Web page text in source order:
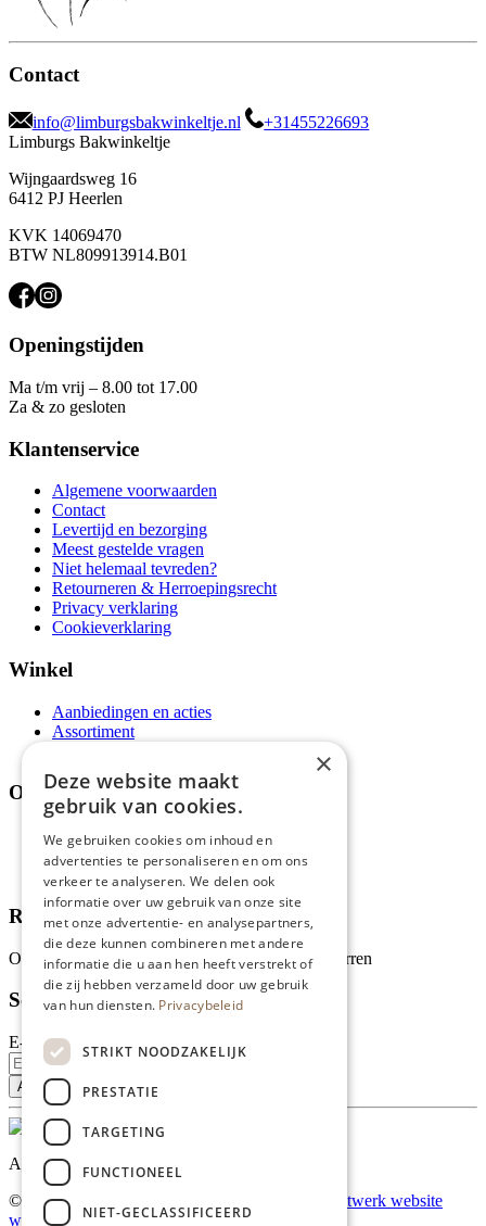
Contact
info@limburgsbakwinkeltje.nl
+31455226693
Limburgs Bakwinkeltje
Wijngaardsweg 16
6412 PJ Heerlen
KVK 14069470
BTW NL809913914.B01
Openingstijden
Ma t/m vrij – 8.00 tot 17.00
Za & zo gesloten
Klantenservice
Algemene voorwaarden
Contact
Levertijd en bezorging
Meest gestelde vragen
Niet helemaal tevreden?
Retourneren & Herroepingsrecht
Privacy verklaring
Cookieverklaring
Winkel
Aanbiedingen en acties
Assortiment
Over ons
Wie zijn wij?
Recepten
Tips
Recensies
Onze klanten waarderen ons met 4.9 van de 5 sterren
Schrijf je in voor onze nieuwsbrief
E-mailadres
Al onze prijzen zijn incl. BTW
© Copyright 2026 Limburgs Bakwinkeltje |
Maatwerk website
webmix
×
Deze website maakt
gebruik van cookies.
We gebruiken cookies om inhoud en
advertenties te personaliseren en om ons
verkeer te analyseren. We delen ook
informatie over uw gebruik van onze site
met onze advertentie- en analysepartners,
die deze kunnen combineren met andere
informatie die u aan hen heeft verstrekt of
die zij hebben verzameld door uw gebruik
van hun diensten. Privacybeleid
STRIKT NOODZAKELIJK
PRESTATIE
TARGETING
FUNCTIONEEL
NIET-GECLASSIFICEERD